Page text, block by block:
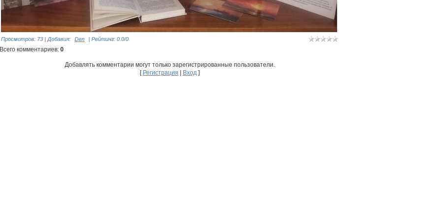
Просмотров: 73 | Добавил: Den | Рейтинг: 0.0/0
Всего комментариев: 0
Добавлять комментарии могут только зарегистрированные пользователи.
[ Регистрация Вход]